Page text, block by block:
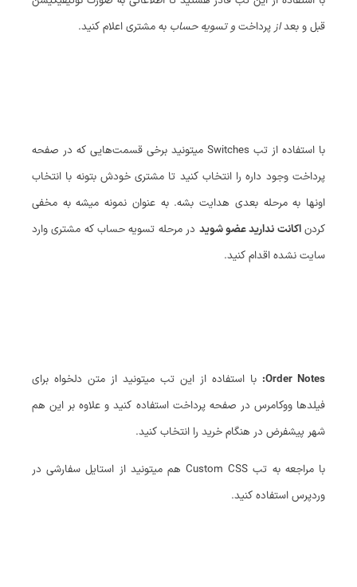
قبل و بعدازپرداخت و تسویه حساب به مشتری اعلام کنید.
با استفاده از تب Switches میتونید برخی قسمت‌هایی که در صفحه
پرداخت وجود داره را انتخاب کنید تا مشتری خودش بتونه با انتخاب
اونها به مرحله بعدی هدایت بشه. به عنوان نمونه میشه به مخفی
کردناکانت ندارید عضو شوید در مرحله تسویه حساب که مشتری وارد
سایت نشده اقدام کنید.
Order Notes: با استفاده از این تب میتونید از متن دلخواه برای
فیلدها ووکامرس در صفحه پرداخت استفاده کنید و علاوه بر این هم
شهر پیشفرض در هنگام خرید را انتخاب کنید.
با مراجعه به تب Custom CSS هم میتونید از استایل سفارشی در
وردپرس استفاده کنید.